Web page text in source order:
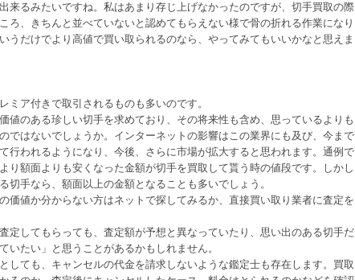
来るみたいですね。私はあまり存じ上げなかったのですが、切手買取の際
ろ、きちんと並べていないと認めてもらえない様で骨の折れる作業になり
うだけでより高値で買い取られるのなら、やってみてもいいかなと思えま
ア付きで取引されるものも多いのです。
値のある珍しい切手を求めており、その将来性も含め、思っているよりも
ではないでしょうか。インターネットの影響はこの業界にも及び、今まで
行われるようになり、今後、さらに市場が拡大すると思われます。通例で
り額面よりも安くなった金額が切手を買取して貰う時の値段です。しかし
手なら、額面以上の金額となることも多いでしょう。
価値か分からない方はネットで探してみるか、直接買い取り業者に査定を
定してもらっても、査定額が予想と異なっていたり、思い出のある切手だ
いたい」と思うことがあるかもしれません。
しても、キャンセルの代金を請求しないような鑑定士も存在します。買取